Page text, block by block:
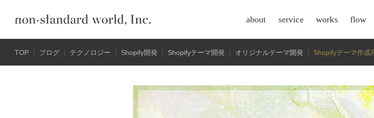
about
csr
service works flow
TOP ブログ テクノロジー Shopify開発 Shopifyテーマ開発 オリジナルテーマ開発 Shopifyテーマ作成